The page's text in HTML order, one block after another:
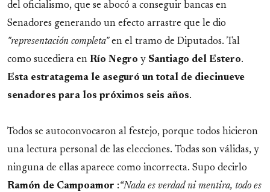
del oficialismo, que se abocó a conseguir bancas en
Senadores generando un efecto arrastre que le dio
"representación completa"en el tramo de Diputados. Tal
como sucediera en Río Negro y Santiago del Estero.
Esta estratagema le aseguró un total de diecinueve
senadores para los próximos seis años.
Todos se autoconvocaron al festejo, porque todos hicieron
una lectura personal de las elecciones. Todas son válidas, y
ninguna de ellas aparece como incorrecta. Supo decirlo
Ramón de Campoamor :“Nada es verdad ni mentira, todo es